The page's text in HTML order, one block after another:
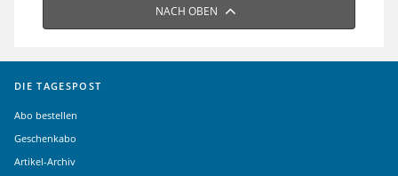
NACH OBEN
DIE TAGESPOST
Abo bestellen
Geschenkabo
Artikel-Archiv